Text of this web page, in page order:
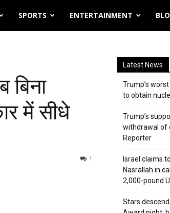
SPORTS ENTERTAINMENT
बिना
में सीधे
1
Latest News
Trump’s
to obtain
Trump’s
withdrawal of
Reporter
Israel claims
Nasrallah in
2,000-pound
Stars